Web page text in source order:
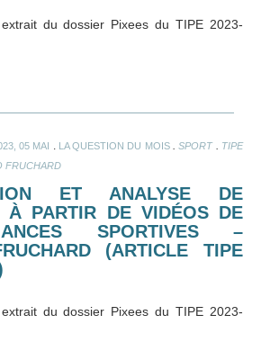
du dossier Pixees du TIPE 2023-
05 MAI LA QUESTION DU MOIS.SPORT.
TIPE
FRUCHARD
ET ANALYSE DE
À PARTIR DE VIDÉOS DE
SPORTIVES –
(ARTICLE TIPE
du dossier Pixees du TIPE 2023-